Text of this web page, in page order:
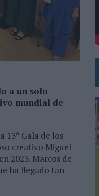
a un solo
mundial de
13ª Gala de los
creativo Miguel
2023. Marcos de
ha llegado tan